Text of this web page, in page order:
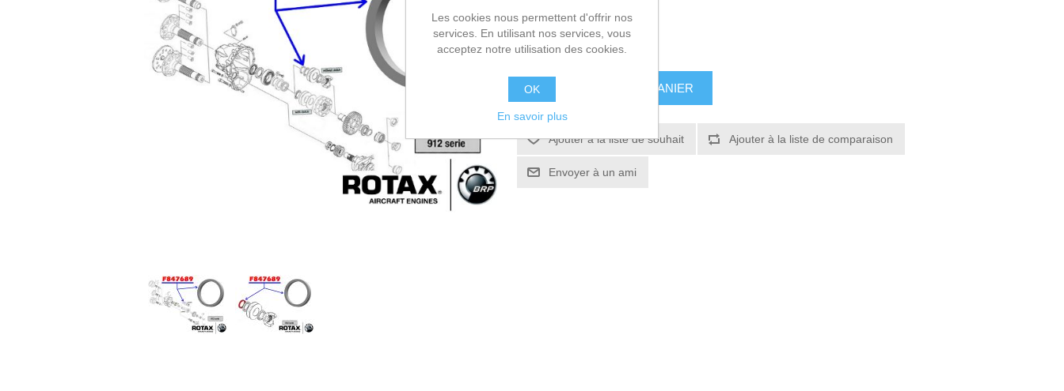
SKU: F847689
43,00€ HT
AJOUTER AU PANIER
Ajouter à la liste de souhait Ajouter à la liste de comparaison
Envoyer à un ami
Les cookies nous permettent d'offrir nos
services. En utilisant nos services, vous
acceptez notre utilisation des cookies.
OK
En savoir plus